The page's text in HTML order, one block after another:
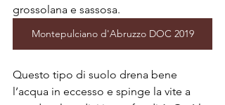
grossolana e sassosa.
Montepulciano d'Abruzzo DOC 2019
Questo tipo di suolo drena bene
l’acqua in eccesso e spinge la vite a